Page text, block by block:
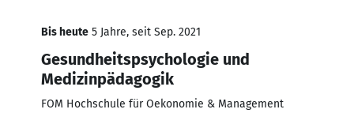
Bis heute 5 Jahre, seit Sep. 2021
Gesundheitspsychologie und
Medizinpädagogik
FOM Hochschule für Oekonomie & Management